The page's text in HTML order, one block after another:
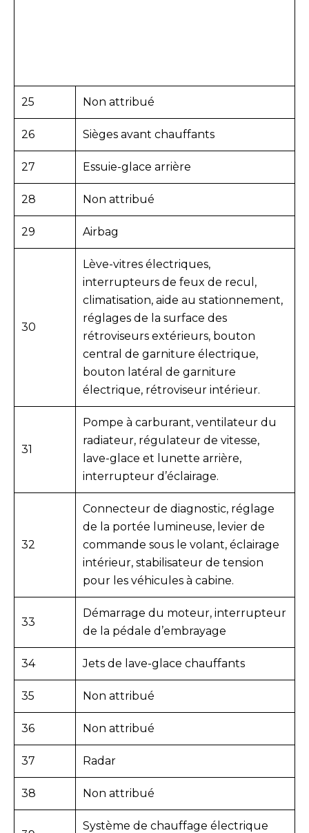
25 Non attribué
26 Sièges avant chauffants
27 Essuie-glace arrière
28 Non attribué
29 Airbag
30
Lève-vitres électriques,
interrupteurs de feux de recul,
climatisation, aide au stationnement,
réglages de la surface des
rétroviseurs extérieurs, bouton
central de garniture électrique,
bouton latéral de garniture
électrique, rétroviseur intérieur.
31
Pompe à carburant, ventilateur du
radiateur, régulateur de vitesse,
lave-glace et lunette arrière,
interrupteur d’éclairage.
32
Connecteur de diagnostic, réglage
de la portée lumineuse, levier de
commande sous le volant, éclairage
intérieur, stabilisateur de tension
pour les véhicules à cabine.
33
Démarrage du moteur, interrupteur
de la pédale d’embrayage
34 Jets de lave-glace chauffants
35 Non attribué
36 Non attribué
37 Radar
38 Non attribué
Système de chauffage électrique